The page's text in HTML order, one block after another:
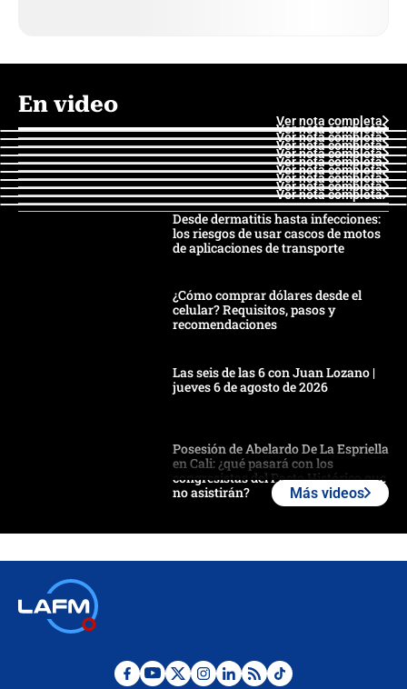
En video
Ver nota completa
Ver nota completa
Ver nota completa
Ver nota completa
Ver nota completa
Ver nota completa
Ver nota completa
Ver nota completa
Ver nota completa
Ver nota completa
Desde dermatitis hasta infecciones:
los riesgos de usar cascos de motos
de aplicaciones de transporte
¿Cómo comprar dólares desde el
celular? Requisitos, pasos y
recomendaciones
Las seis de las 6 con Juan Lozano |
jueves 6 de agosto de 2026
Posesión de Abelardo De La Espriella
en Cali: ¿qué pasará con los
congresistas del Pacto Histórico que
no asistirán?
¿Por qué De la Espriella gobernará
Más videos